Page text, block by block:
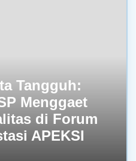
Tangguh:
Menggaet
di Forum
APEKSI